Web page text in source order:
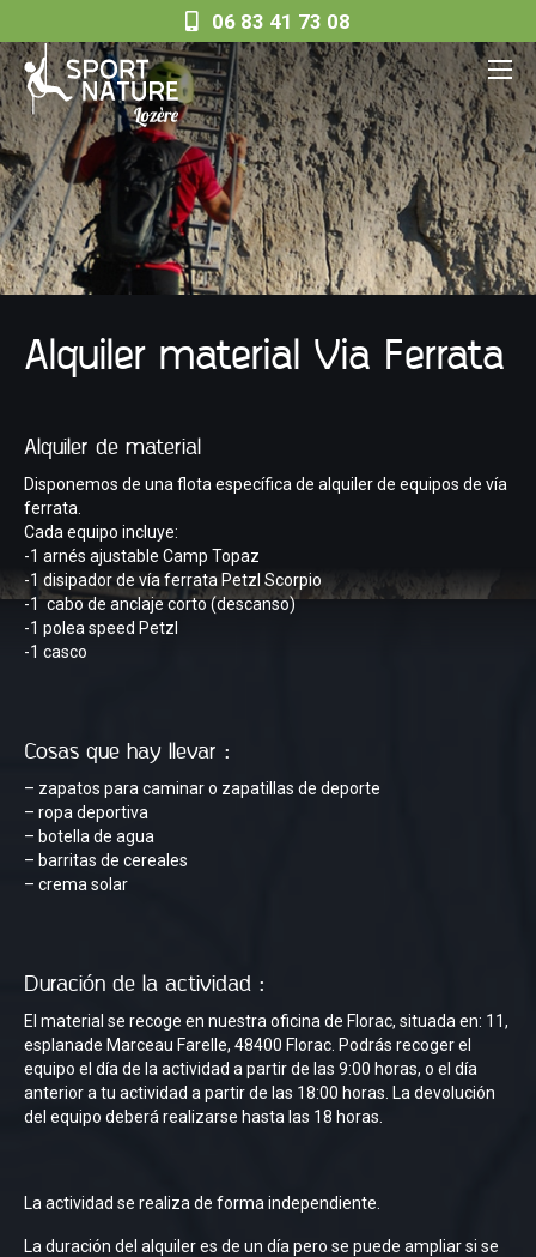
06 83 41 73 08
Alquiler material Via Ferrata
Alquiler de material
Disponemos de una flota específica de alquiler de equipos de vía
ferrata.
Cada equipo incluye:
-1 arnés ajustable Camp Topaz
-1 disipador de vía ferrata Petzl Scorpio
-1 cabo de anclaje corto (descanso)
-1 polea speed Petzl
-1 casco
Cosas que hay llevar :
– zapatos para caminar o zapatillas de deporte
– ropa deportiva
– botella de agua
– barritas de cereales
– crema solar
Duración de la actividad :
El material se recoge en nuestra oficina de Florac, situada en: 11,
esplanade Marceau Farelle, 48400 Florac. Podrás recoger el
equipo el día de la actividad a partir de las 9:00 horas, o el día
anterior a tu actividad a partir de las 18:00 horas. La devolución
del equipo deberá realizarse hasta las 18 horas.
La actividad se realiza de forma independiente.
La duración del alquiler es de un día pero se puede ampliar si se